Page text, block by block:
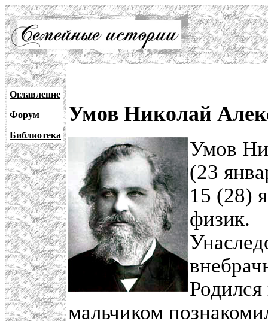
Оглавление
Форум
Библиотека
Умов Николай
Умов
(23
15 (28)
физик.
мальчиком